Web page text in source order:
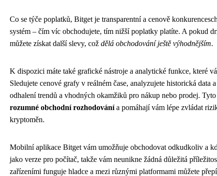
Co se týče poplatků, Bitget je transparentní a cenově
systém – čím víc obchodujete, tím nižší poplatky platíte. A pokud
můžete získat další slevy, což dělá obchodování ještě výhodnějším.
K dispozici máte také grafické nástroje a analytické funkce, které
Sledujete cenové grafy v reálném čase, analyzujete historická
odhalení trendů a vhodných okamžiků pro nákup nebo prodej.
rozumné obchodní rozhodovánía pomáhají vám lépe zvládat
kryptoměn.
Mobilní aplikace Bitget vám umožňuje obchodovat odkudkoliv a
jako verze pro počítač, takže vám neunikne žádná důležitá
zařízeními funguje hladce a mezi různými platformami můžete